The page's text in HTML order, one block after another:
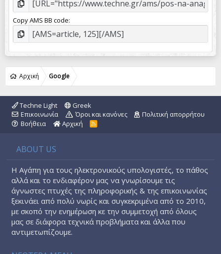
Copy AMS BB code
Αρχική Google
Techne Light
Greek
Επικοινωνία
Όροι και κανόνες
Πολιτική απορρήτου
Βοήθεια
Αρχική
R
ABOUT US
Η Αγάπη για τους ηλεκτρονικούς υπολογιστές, το πάθος
αλλά και το ενδιαφέρον μας να γνωρίσουμε τις
άγνωστες πτυχές της πληροφορικής & της επικοινωνίας
ξεκινάει από πολύ νωρίς και συγκεκριμένα από το 2010,
με σκοπό την ενημέρωση κε την συμμετοχή από όλους
μας σε διάφορα τεχνικά προβλήματα και άλλα που
αντιμετωπίζουμε.